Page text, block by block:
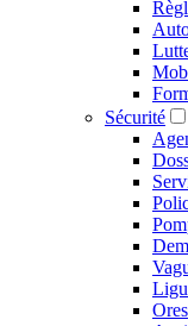
Sécurité
Ores